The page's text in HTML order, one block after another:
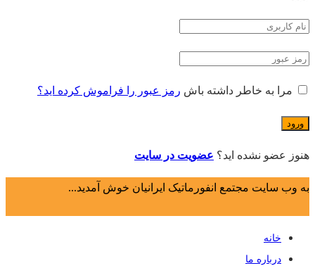
مرا به خاطر داشته باش رمز عبور را فراموش کرده اید؟
هنوز عضو نشده اید؟ عضویت در سایت
به وب سایت مجتمع انفورماتیک ایرانیان خوش آمدید...
خانه
درباره ما